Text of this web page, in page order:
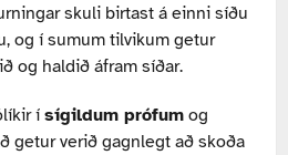
skuli birtast á einni síðu
og í sumum tilvikum getur
og haldið áfram síðar.
í sígildum prófum og
getur verið gagnlegt að skoða